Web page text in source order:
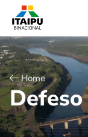
Home
Defeso